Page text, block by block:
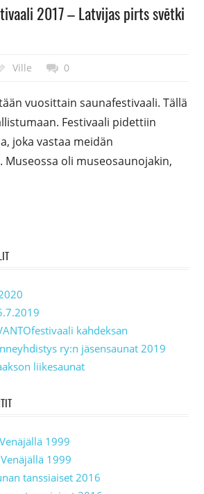
2017 – Latvijas pirts svētki
Ville 0
vuosittain saunafestivaali. Tällä
Festivaali pidettiin
joka vastaa meidän
Museossa oli museosaunojakin,
kahdeksan
ry:n jäsensaunat 2019
liikesaunat
1999
1999
tanssiaiset 2016